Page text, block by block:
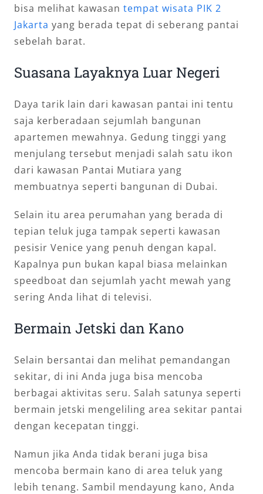
bisa melihat kawasan tempat wisata PIK 2
Jakarta yang berada tepat di seberang pantai
sebelah barat.
Suasana Layaknya Luar Negeri
Daya tarik lain dari kawasan pantai ini tentu
saja kerberadaan sejumlah bangunan
apartemen mewahnya. Gedung tinggi yang
menjulang tersebut menjadi salah satu ikon
dari kawasan Pantai Mutiara yang
membuatnya seperti bangunan di Dubai.
Selain itu area perumahan yang berada di
tepian teluk juga tampak seperti kawasan
pesisir Venice yang penuh dengan kapal.
Kapalnya pun bukan kapal biasa melainkan
speedboat dan sejumlah yacht mewah yang
sering Anda lihat di televisi.
Bermain Jetski dan Kano
Selain bersantai dan melihat pemandangan
sekitar, di ini Anda juga bisa mencoba
berbagai aktivitas seru. Salah satunya seperti
bermain jetski mengeliling area sekitar pantai
dengan kecepatan tinggi.
Namun jika Anda tidak berani juga bisa
mencoba bermain kano di area teluk yang
lebih tenang. Sambil mendayung kano, Anda